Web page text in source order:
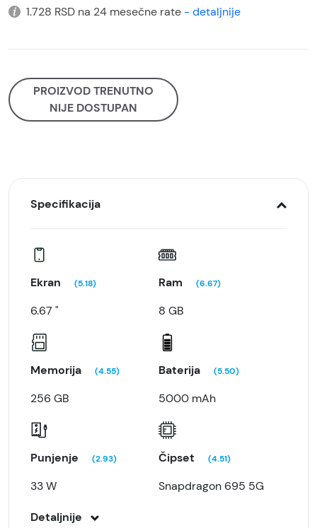
1.728 RSD na 24 mesečne rate - detaljnije
PROIZVOD TRENUTNO
NIJE DOSTUPAN
Specifikacija
Ekran (5.18)
6.67 "
Ram (6.67)
8 GB
Memorija (4.55)
256 GB
Baterija (5.50)
5000 mAh
Punjenje (2.93)
33 W
Čipset (4.51)
Snapdragon 695 5G
Detaljnije